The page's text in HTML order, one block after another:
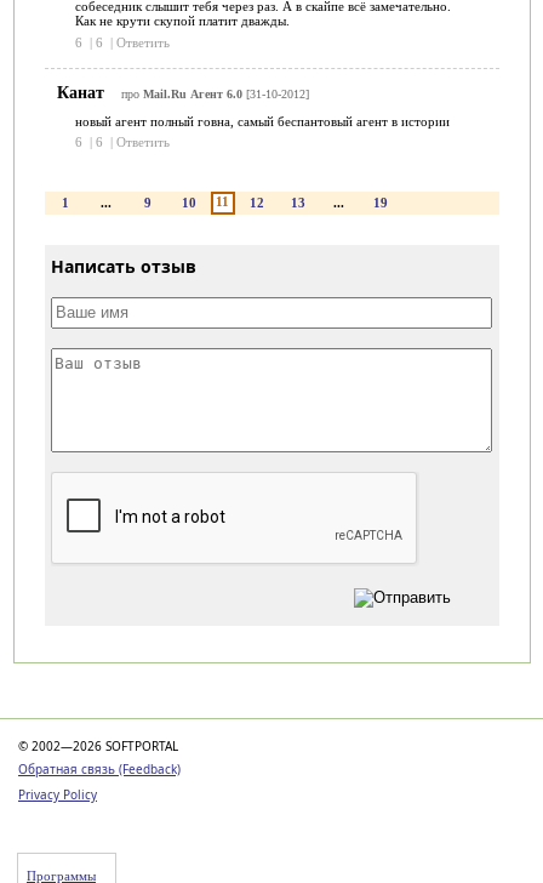
собеседник слышит тебя через раз. А в скайпе всё замечательно.
Как не крути скупой платит дважды.
6
| 6 | Ответить
Канат про Mail.Ru Агент 6.0[31-10-2012]
новый агент полный говна, самый беспантовый агент в истории
6
| 6 | Ответить
1 ... 9 10 11 12 13 ... 19
Написать отзыв
© 2002—2026 SOFTPORTAL
Обратная связь (Feedback)
Privacy Policy
Программы